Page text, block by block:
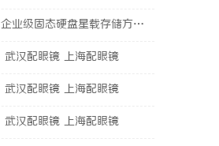
企业级固态硬盘星载存储方案选购指南
武汉配眼镜 上海配眼镜
武汉配眼镜 上海配眼镜
武汉配眼镜 上海配眼镜